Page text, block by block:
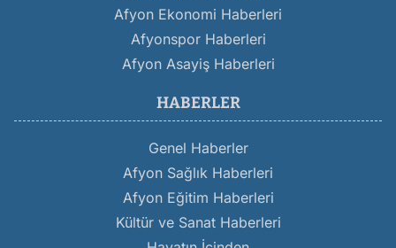
Afyon Ekonomi Haberleri
Afyonspor Haberleri
Afyon Asayiş Haberleri
HABERLER
Genel Haberler
Afyon Sağlık Haberleri
Afyon Eğitim Haberleri
Kültür ve Sanat Haberleri